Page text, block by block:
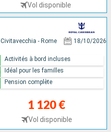
Vol disponible
Civitavecchia - Rome 18/10/2026
1 120 €
Vol disponible
Activités à bord incluses
Idéal pour les familles
Pension complète